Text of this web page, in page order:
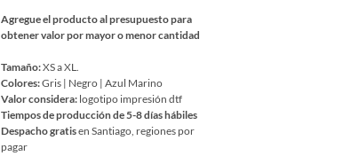
Agregue el producto al presupuesto para
obtener valor por mayor o menor cantidad
Tamaño:XS a XL.
Colores:Gris | Negro | Azul Marino
Valor considera: logotipo impresión dtf
Tiempos de producción de 5-8 días hábiles
Despacho gratisen Santiago, regiones por
pagar